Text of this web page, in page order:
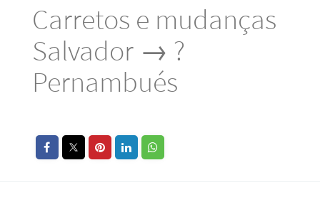
Carretos e mudanças
Salvador → ?
Pernambués